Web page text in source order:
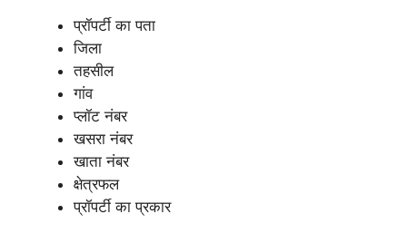
प्रॉपर्टी का पता
जिला
तहसील
गांव
प्लॉट नंबर
खसरा नंबर
खाता नंबर
क्षेत्रफल
प्रॉपर्टी का प्रकार